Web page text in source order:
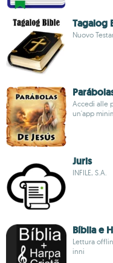
Tagalog
Nuovo
Accedi alle
un'app
Juris
INFILE, S.A.
Bíblia e
Lettura
inni